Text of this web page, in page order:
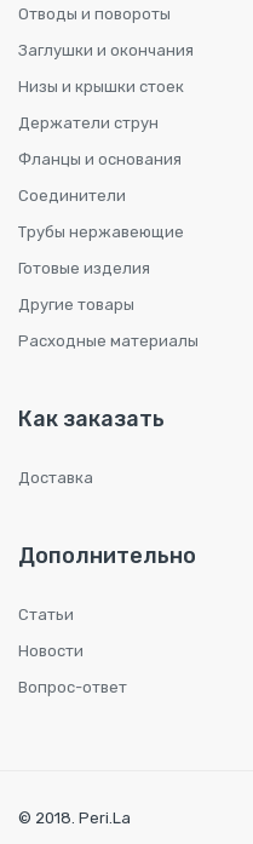
Отводы и повороты
Заглушки и окончания
Низы и крышки стоек
Держатели струн
Фланцы и основания
Соединители
Трубы нержавеющие
Готовые изделия
Другие товары
Расходные материалы
Как заказать
Доставка
Дополнительно
Статьи
Новости
Вопрос-ответ
© 2018. Peri.La